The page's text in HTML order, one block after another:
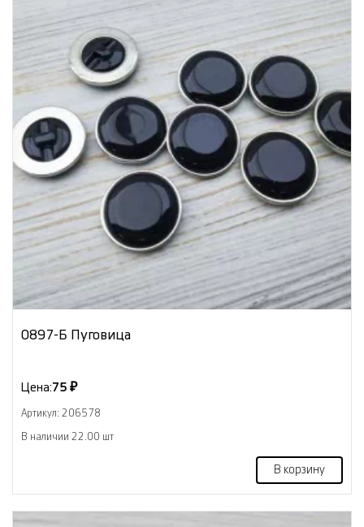
0897-Б Пуговица
Цена:75 ₽
Артикул: 206578
В наличии 22.00 шт
В корзину